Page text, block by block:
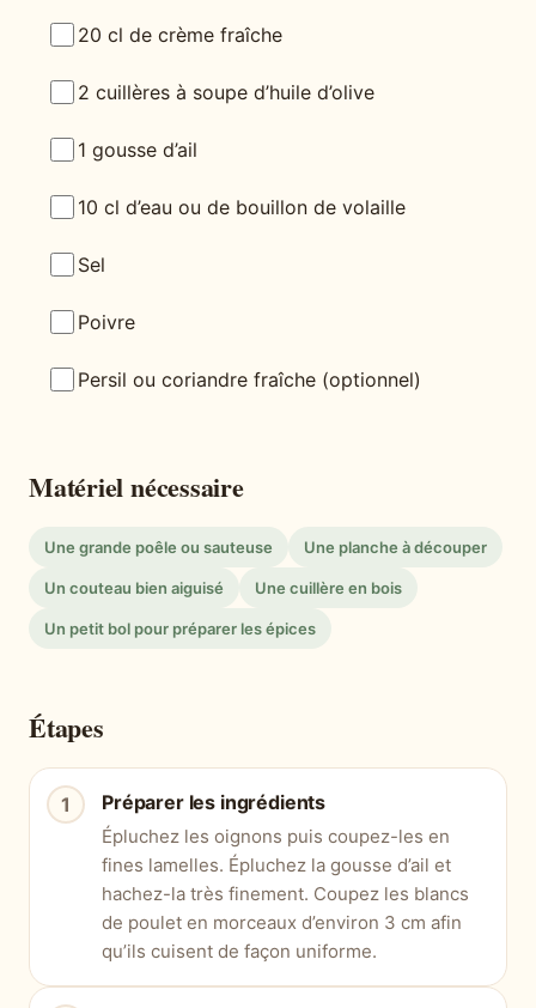
20 cl de crème fraîche
2 cuillères à soupe d’huile d’olive
1 gousse d’ail
10 cl d’eau ou de bouillon de volaille
Sel
Poivre
Persil ou coriandre fraîche (optionnel)
Matériel nécessaire
Une grande poêle ou sauteuse Une planche à découper
Un couteau bien aiguisé Une cuillère en bois
Un petit bol pour préparer les épices
Étapes
Préparer les ingrédients
Épluchez les oignons puis coupez-les en
fines lamelles. Épluchez la gousse d’ail et
hachez-la très finement. Coupez les blancs
de poulet en morceaux d’environ 3 cm afin
qu’ils cuisent de façon uniforme.